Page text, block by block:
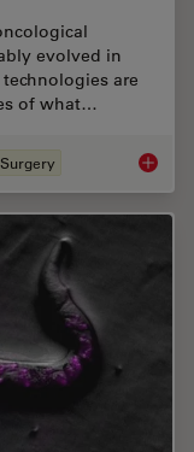
evolved in
are
of what…